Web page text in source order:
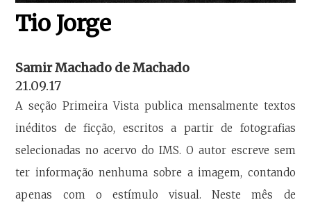
Tio Jorge
Samir Machado de Machado
21.09.17
A seção Primeira Vista publica mensalmente textos
inéditos de ficção, escritos a partir de fotografias
selecionadas no acervo do IMS. O autor escreve sem
ter informação nenhuma sobre a imagem, contando
apenas com o estímulo visual. Neste mês de